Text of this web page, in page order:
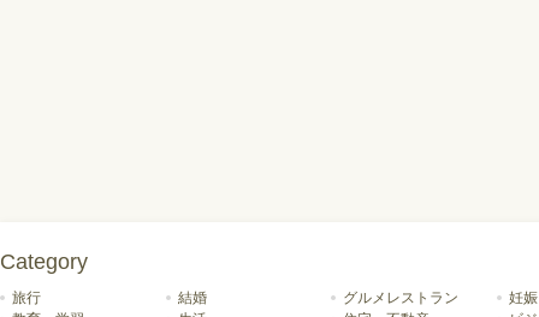
Category
旅行 結婚 グルメレストラン
妊